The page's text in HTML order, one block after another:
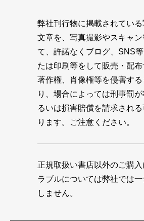
弊社刊行物に掲載されてい
文章を、写真撮影やスキャン
て、許諾なくブログ、SNS
たは印刷等をして販売・配
著作権、肖像権等を侵害す
り、場合によっては刑事罰
るいは損害賠償を請求され
ります。ご注意ください。
正規取扱い書店以外のご購入
ラブルについては弊社では
しません。